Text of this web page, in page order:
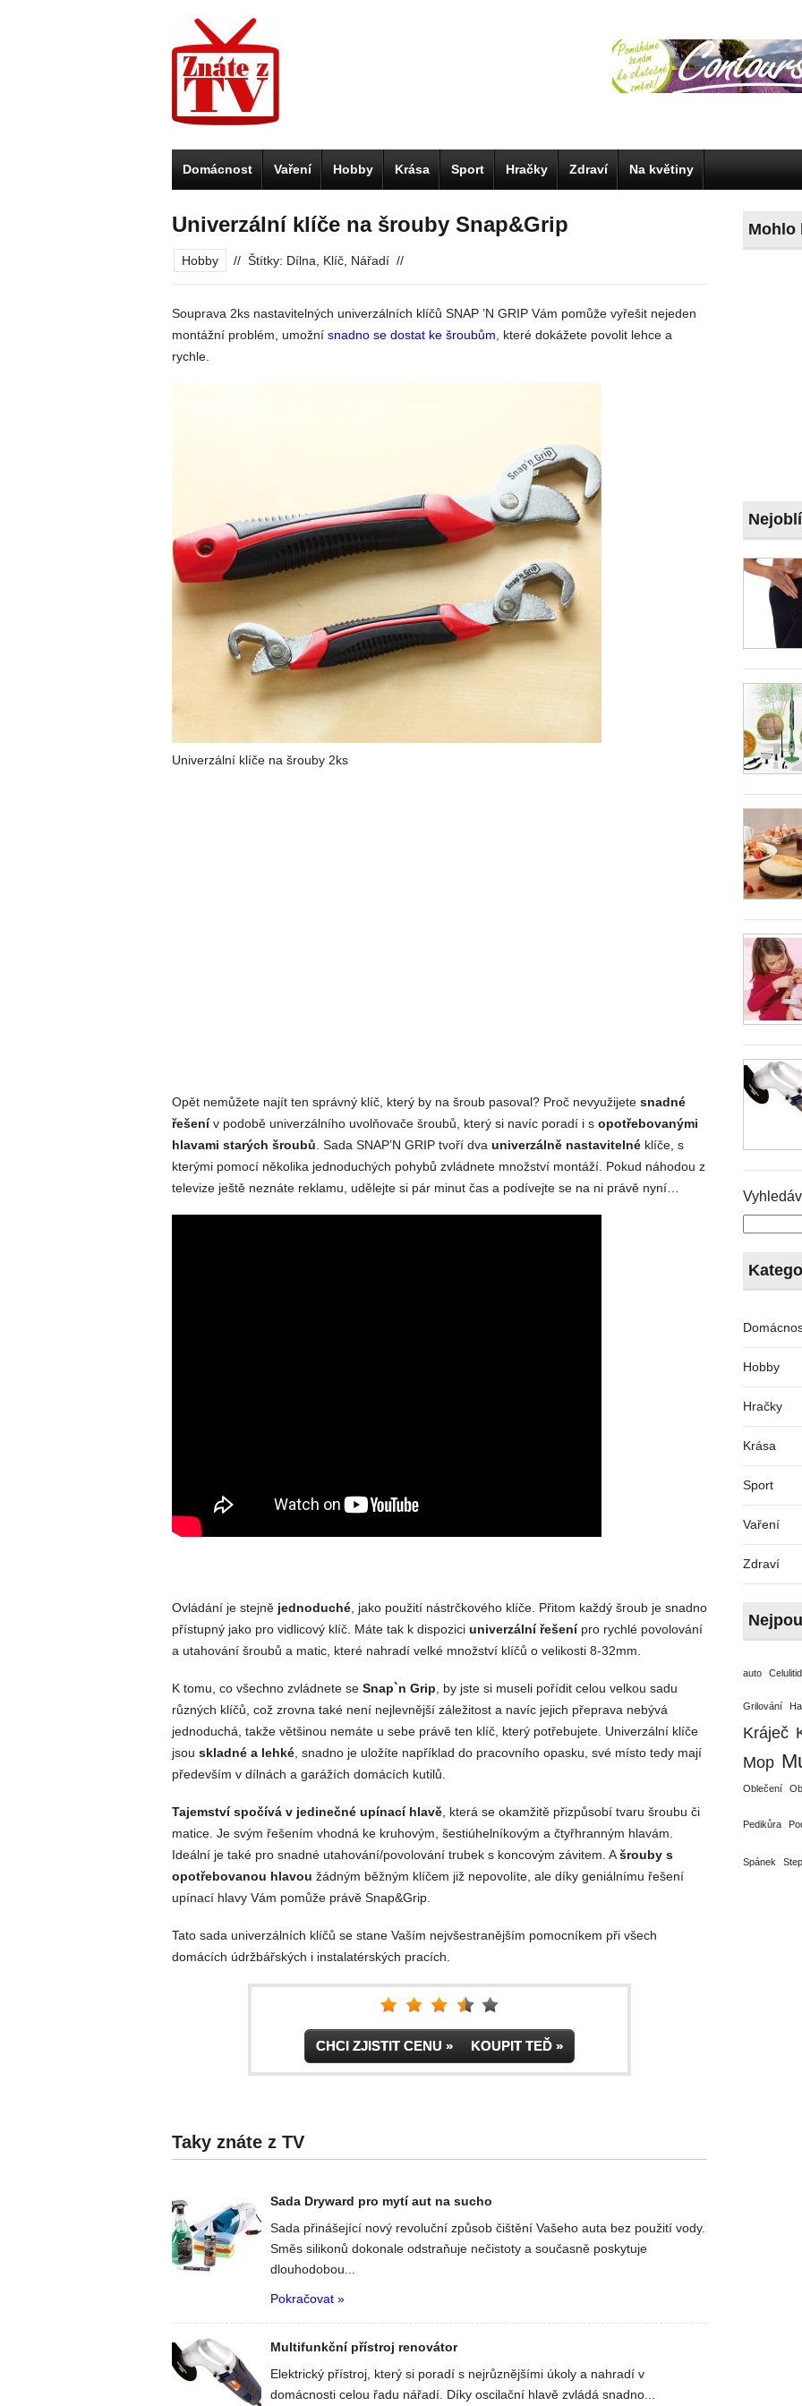
Domácnost Vaření Hobby Krása Sport Hračky Zdraví Na květiny
Univerzální klíče na šrouby Snap&Grip
Hobby // Štítky: Dílna Klíč Nářadí //
Souprava 2ks nastavitelných univerzálních klíčů SNAP ’N GRIP Vám pomůže vyřešit nejeden
montážní problém, umožní snadno se dostat ke šroubům , které dokážete povolit lehce a
rychle.
Univerzální klíče na šrouby 2ks
Opět nemůžete najít ten správný klíč, který by na šroub pasoval? Proč nevyužijete snadné
řešenív podobě univerzálního uvolňovače šroubů, který si navíc poradí i s opotřebovanými
hlavami starých šroubů . Sada SNAP’N GRIP tvoří dva univerzálně nastavitelné klíče, s
kterými pomocí několika jednoduchých pohybů zvládnete množství montáží. Pokud náhodou z
televize ještě neznáte reklamu, udělejte si pár minut čas a podívejte se na ni právě nyní…
Ovládání je stejně jednoduché , jako použití nástrčkového klíče. Přitom každý šroub je snadno
přístupný jako pro vidlicový klíč. Máte tak k dispozici univerzální řešenípro rychlé povolování
a utahování šroubů a matic, které nahradí velké množství klíčů o velikosti 8-32mm.
K tomu, co všechno zvládnete se Snap`n Grip , by jste si museli pořídit celou velkou sadu
různých klíčů, což zrovna také není nejlevnější záležitost a navíc jejich přeprava nebývá
jednoduchá, takže většinou nemáte u sebe právě ten klíč, který potřebujete. Univerzální klíče
jsou skladné a lehké , snadno je uložíte například do pracovního opasku, své místo tedy mají
především v dílnách a garážích domácích kutilů.
Tajemství spočívá v jedinečné upínací hlavě , která se okamžitě přizpůsobí tvaru šroubu či
matice. Je svým řešením vhodná ke kruhovým, šestiúhelníkovým a čtyřhranným hlavám.
Ideální je také pro snadné utahování/povolování trubek s koncovým závitem. Ašrouby s
opotřebovanou hlavou žádným běžným klíčem již nepovolíte, ale díky geniálnímu řešení
upínací hlavy Vám pomůže právě Snap&Grip.
Tato sada univerzálních klíčů se stane Vaším nejvšestranějším pomocníkem při všech
domácích údržbářských i instalatérských pracích.
CHCI ZJISTIT CENU » KOUPIT TEĎ »
Taky znáte z TV
Sada Dryward pro mytí aut na sucho
Sada přinášející nový revoluční způsob čištění Vašeho auta bez použití vody.
Směs silikonů dokonale odstraňuje nečistoty a současně poskytuje
dlouhodobou...
Pokračovat »
Multifunkční přístroj renovátor
Elektrický přístroj, který si poradí s nejrůznějšími úkoly a nahradí v
domácnosti celou řadu nářadí. Díky oscilační hlavě zvládá snadno...
Mohlo
Hobby
Hračky
Krása
Sport
Vaření
Zdraví
auto
Grilování
Kráječ
Mop
Oblečení
Pedikůra
Spánek